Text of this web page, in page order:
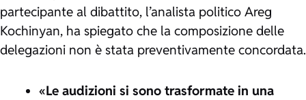
partecipante al dibattito, l’analista politico Areg
Kochinyan, ha spiegato che la composizione delle
delegazioni non è stata preventivamente concordata.
«Le audizioni si sono trasformate in una